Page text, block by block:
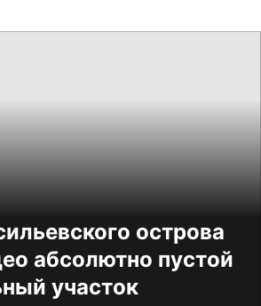
острова
абсолютно пустой
участок